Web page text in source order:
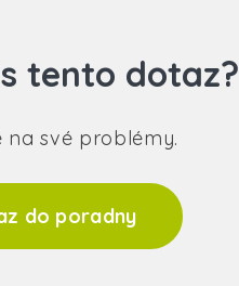
tento dotaz?
na své problémy.
do poradny